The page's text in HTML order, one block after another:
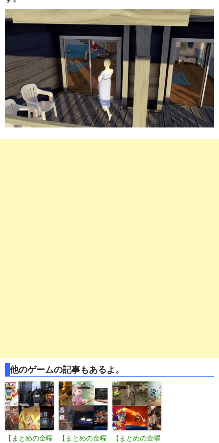
他のゲームの記事もあるよ。
【まとめの金曜
【まとめの金曜
【まとめの金曜